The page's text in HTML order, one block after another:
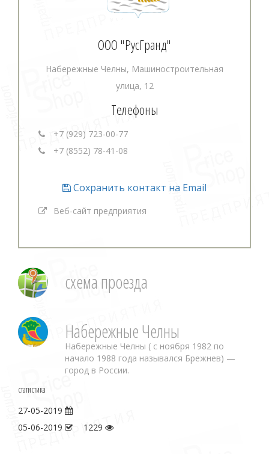
ООО "РусГранд"
Набережные Челны, Машиностроительная
улица, 12
Телефоны
+7 (929) 723-00-77
+7 (8552) 78-41-08
Сохранить контакт на Email
Веб-сайт предприятия
схема проезда
Набережные Челны
Набережные Челны ( с ноября 1982 по
начало 1988 года назывался Брежнев) —
город в России.
статистика
27-05-2019
05-06-2019
1229